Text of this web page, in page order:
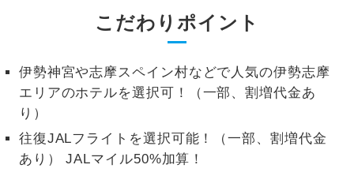
こだわりポイント
伊勢神宮や志摩スペイン村などで人気の伊勢志摩
エリアのホテルを選択可！（一部、割増代金あ
り）
往復JALフライトを選択可能！（一部、割増代金
あり） JALマイル50%加算！
おひとり様限定でご参加いただけるコー
1名様1室同代
金
1名様1室利用でも追加料金がかからない
ご夫婦限定
ご夫婦限定でご参加いただけるコースで